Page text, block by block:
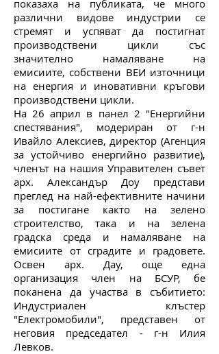
показаха на публиката, че много
различни видове индустрии се
стремят и успяват да постигнат
производствени цикли със
значително намаляване на
емисиите, собствени ВЕИ източници
на енергия и иновативни кръгови
производствени цикли.
На 26 април в панел 2 "Енергийни
спестявания", модериран от г-н
Ивайло Алексиев, директор (Агенция
за устойчиво енергийно развитие),
членът на нашия Управителен съвет
арх. Александър Доу представи
преглед на най-ефективните начини
за постигане както на зелено
строителство, така и на зелена
градска среда и намаляване на
емисиите от сградите и градовете.
Освен арх. Дау, още една
организация член на БСУР, бе
поканена да участва в събитието:
Индустриален клъстер
"Електромобили", представен от
неговия председател - г-н Илия
Левков.